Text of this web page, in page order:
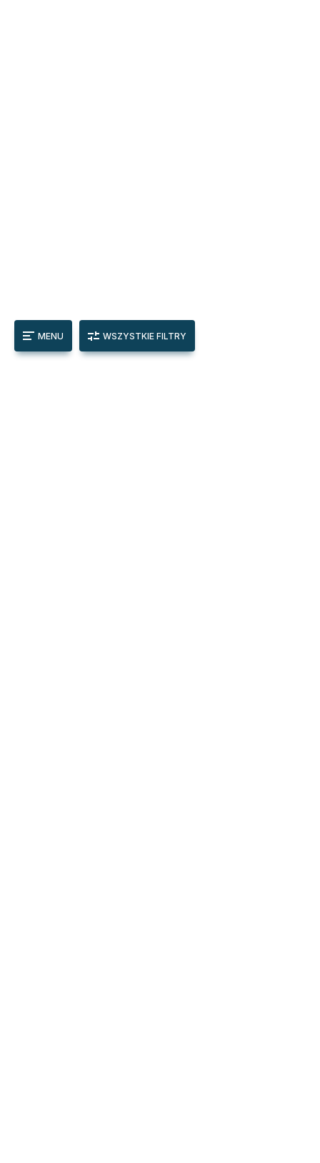
MENU WSZYSTKIE FILTRY